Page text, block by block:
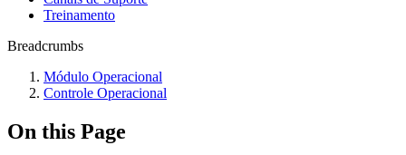
Treinamento
Breadcrumbs
Módulo Operacional
Controle Operacional
On this Page